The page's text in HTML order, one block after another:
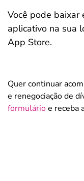
Você pode baixar
aplicativo na sua
App Store.
Quer continuar
e renegociação de
formulárioe receba